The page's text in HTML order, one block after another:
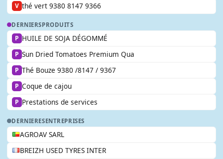
V thé vert 9380 8147 9366
DERNIERSPRODUITS
P HUILE DE SOJA DÉGOMMÉ
P Sun Dried Tomatoes Premium Qua
P Thé Bouze 9380 /8147 / 9367
P Coque de cajou
P Prestations de services
DERNIERESENTREPRISES
AGROAV SARL
BREIZH USED TYRES INTER